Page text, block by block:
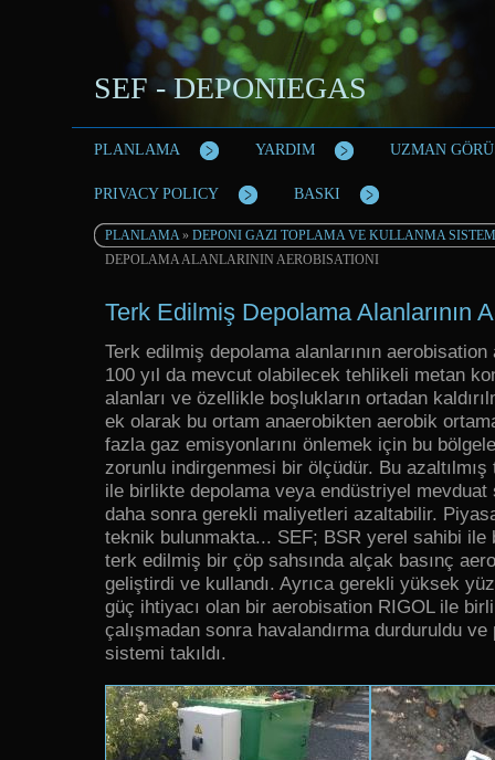
SEF - DEPONIEGAS
PLANLAMA YARDIM UZMAN
PRIVACY POLICY BASKI
PLANLAMA» DEPONI GAZI TOPLAMA VE KULLANMA
DEPOLAMA ALANLARININ AEROBISATIONI
Terk Edilmiş Depolama Alanlarının
Terk edilmiş depolama alanlarının
100 yıl da mevcut olabilecek tehlikeli metan
alanları ve özellikle boşlukların ortadan
ek olarak bu ortam anaerobikten aerobik
fazla gaz emisyonlarını önlemek için bu
zorunlu indirgenmesi bir ölçüdür. Bu
ile birlikte depolama veya endüstriyel mevduat
daha sonra gerekli maliyetleri azaltabilir.
teknik bulunmakta... SEF; BSR yerel sahibi ile
terk edilmiş bir çöp sahsında alçak basınç
geliştirdi ve kullandı. Ayrıca gerekli yüksek
güç ihtiyacı olan bir aerobisation RIGOL ile
çalışmadan sonra havalandırma durduruldu ve
sistemi takıldı.